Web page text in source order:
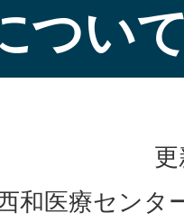
つい
和医療センタ